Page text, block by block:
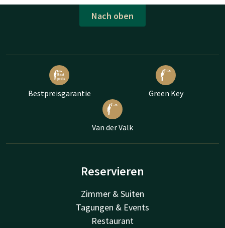
Nach oben
Bestpreisgarantie Green Key
Van der Valk
Reservieren
Zimmer & Suiten
Tagungen & Events
Restaurant